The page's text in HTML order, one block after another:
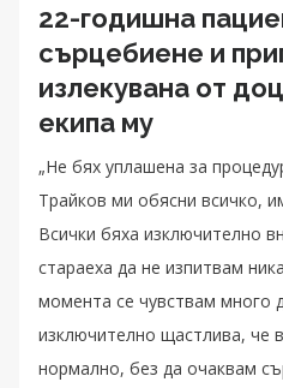
22-годишна
сърцебиене и
излекувана от
екипа му
„Не бях уплашена за
Трайков ми обясни всичко,
Всички бяха изключително
стараеха да не изпитвам
момента се чувствам много
изключително щастлива, че
нормално, без да очаквам